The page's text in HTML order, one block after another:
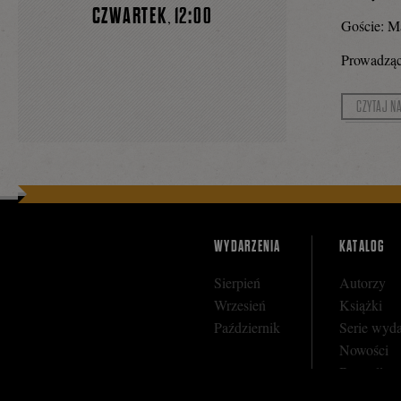
CZWARTEK, 12:00
Goście:
CZYTAJ
WYDARZENIA
Sierpień
Wrzesień
Październik
KATALOG
Autorzy
Książki
Serie
Nowości
Bestsellery